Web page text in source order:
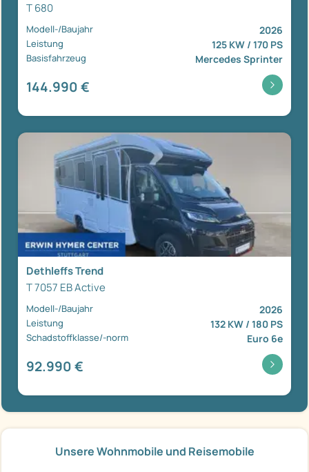
T 680
Modell-/Baujahr 2026
Leistung 125 KW / 170 PS
Basisfahrzeug Mercedes Sprinter
144.990 €
Dethleffs Trend
T 7057 EB Active
Modell-/Baujahr 2026
Leistung 132 KW / 180 PS
Schadstoffklasse/-norm Euro 6e
92.990 €
Unsere Wohnmobile und Reisemobile